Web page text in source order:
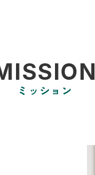
ミッション